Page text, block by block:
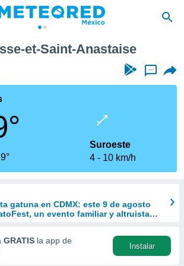
et-Saint-Anastaise
...
Suroeste
4
10 km/h
gatuna en CDMX: este 9 de agosto
un evento familiar y altruista
GRATIS la app de
Instalar